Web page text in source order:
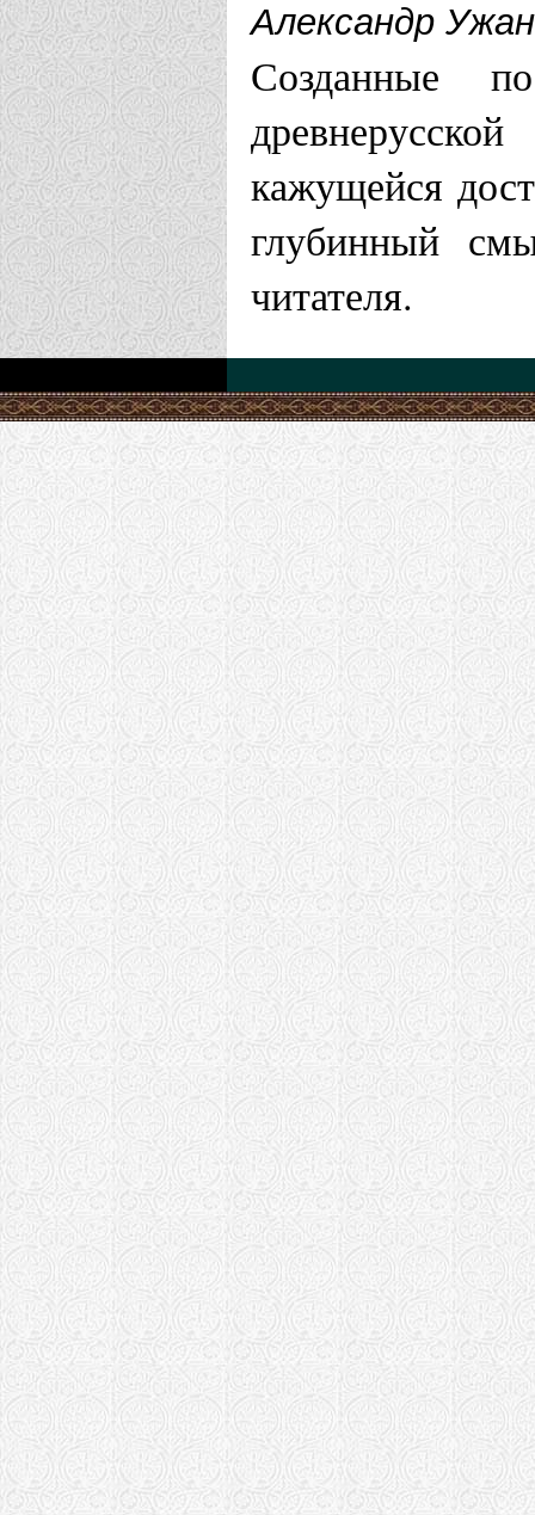
Храм
Арбеково
Пермская
Храм
Пинская
Храм
Пинск
Ростовская
Храм блг.
Муромских
Дону
Рязанская
Храм в
Петра и
пос.
Храм
Храм во
Петра и
Самарская
Александр
Созданные
кажущейся
глубинный
читателя.